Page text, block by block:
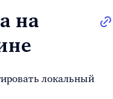
на
локальный